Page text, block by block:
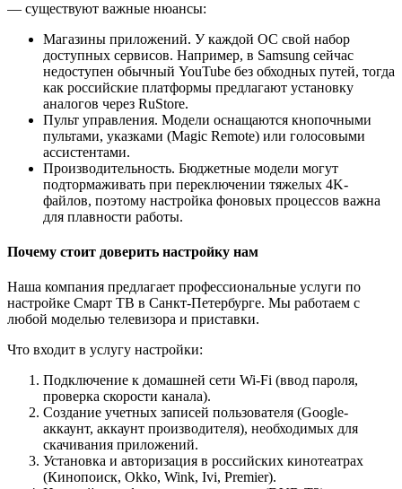
— существуют важные нюансы:
Магазины приложений. У каждой ОС свой набор
доступных сервисов. Например, в Samsung сейчас
недоступен обычный YouTube без обходных путей, тогда
как российские платформы предлагают установку
аналогов через RuStore.
Пульт управления. Модели оснащаются кнопочными
пультами, указками (Magic Remote) или голосовыми
ассистентами.
Производительность. Бюджетные модели могут
подтормаживать при переключении тяжелых 4K-
файлов, поэтому настройка фоновых процессов важна
для плавности работы.
Почему стоит доверить настройку нам
Наша компания предлагает профессиональные услуги по
настройке Смарт ТВ в Санкт-Петербурге. Мы работаем с
любой моделью телевизора и приставки.
Что входит в услугу настройки:
Подключение к домашней сети Wi-Fi (ввод пароля,
проверка скорости канала).
Создание учетных записей пользователя (Google-
аккаунт, аккаунт производителя), необходимых для
скачивания приложений.
Установка и авторизация в российских кинотеатрах
(Кинопоиск, Okko, Wink, Ivi, Premier).